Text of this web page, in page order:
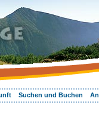
Suchen und Buchen